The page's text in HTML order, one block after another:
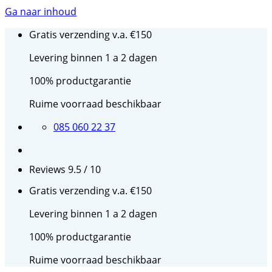
Ga naar inhoud
Gratis verzending v.a. €150
Levering binnen 1 a 2 dagen
100% productgarantie
Ruime voorraad beschikbaar
085 060 22 37
Reviews 9.5 / 10
Gratis verzending v.a. €150
Levering binnen 1 a 2 dagen
100% productgarantie
Ruime voorraad beschikbaar